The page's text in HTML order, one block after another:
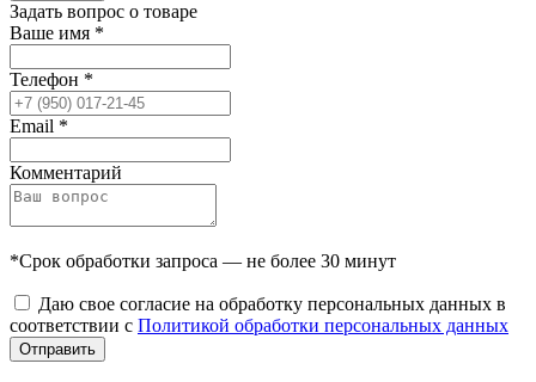
Задать вопрос о товаре
Ваше имя *
Телефон *
Email *
Комментарий
*Срок обработки запроса — не более 30 минут
Даю свое согласие на обработку персональных данных в
соответствии с Политикой обработки персональных данных
Отправить